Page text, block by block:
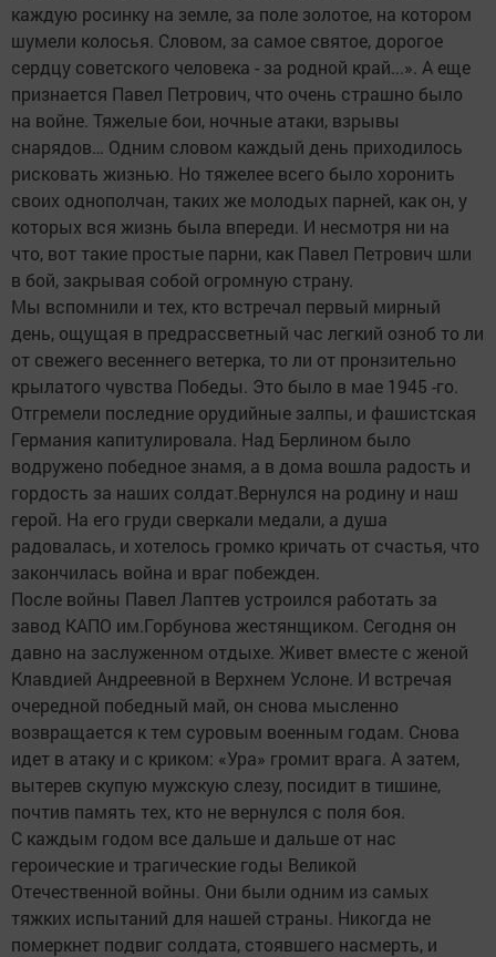
каждую росинку на земле, за поле золотое, на котором
шумели колосья. Словом, за самое святое, дорогое
сердцу советского человека - за родной край...». А еще
признается Павел Петрович, что очень страшно было
на войне. Тяжелые бои, ночные атаки, взрывы
снарядов… Одним словом каждый день приходилось
рисковать жизнью. Но тяжелее всего было хоронить
своих однополчан, таких же молодых парней, как он, у
которых вся жизнь была впереди. И несмотря ни на
что, вот такие простые парни, как Павел Петрович шли
в бой, закрывая собой огромную страну.
Мы вспомнили и тех, кто встречал первый мирный
день, ощущая в предрассветный час легкий озноб то ли
от свежего весеннего ветерка, то ли от пронзительно
крылатого чувства Победы. Это было в мае 1945 -го.
Отгремели последние орудийные залпы, и фашистская
Германия капитулировала. Над Берлином было
водружено победное знамя, а в дома вошла радость и
гордость за наших солдат.Вернулся на родину и наш
герой. На его груди сверкали медали, а душа
радовалась, и хотелось громко кричать от счастья, что
закончилась война и враг побежден.
После войны Павел Лаптев устроился работать за
завод КАПО им.Горбунова жестянщиком. Сегодня он
давно на заслуженном отдыхе. Живет вместе с женой
Клавдией Андреевной в Верхнем Услоне. И встречая
очередной победный май, он снова мысленно
возвращается к тем суровым военным годам. Снова
идет в атаку и с криком: «Ура» громит врага. А затем,
вытерев скупую мужскую слезу, посидит в тишине,
почтив память тех, кто не вернулся с поля боя.
С каждым годом все дальше и дальше от нас
героические и трагические годы Великой
Отечественной войны. Они были одним из самых
тяжких испытаний для нашей страны. Никогда не
померкнет подвиг солдата, стоявшего насмерть, и